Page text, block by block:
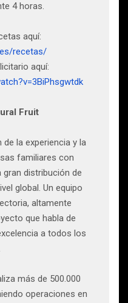
4 horas.
aquí:
recetas/
aquí:
Fruit
de la experiencia y la
familiares con
distribución de
global. Un equipo
altamente
que habla de
a todos los
más de 500.000
operaciones en